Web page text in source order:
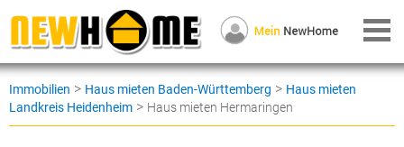
Immobilien > Haus mieten Baden-Württemberg > Haus mieten
Landkreis Heidenheim > Haus mieten Hermaringen